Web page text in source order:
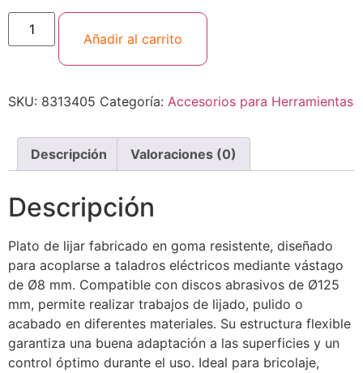
Añadir al carrito
SKU: 8313405 Categoría: Accesorios para Herramientas
Descripción Valoraciones (0)
Descripción
Plato de lijar fabricado en goma resistente, diseñado
para acoplarse a taladros eléctricos mediante vástago
de Ø8 mm. Compatible con discos abrasivos de Ø125
mm, permite realizar trabajos de lijado, pulido o
acabado en diferentes materiales. Su estructura flexible
garantiza una buena adaptación a las superficies y un
control óptimo durante el uso. Ideal para bricolaje,